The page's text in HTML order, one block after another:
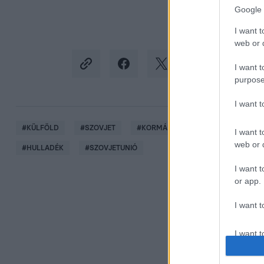
Google
I want
web or
I want
I want
I want
web or
I want
or app.
I want
I want
#KÜLFÖLD #SZOVJET #KORMÁNYFŐ CSERNOBIL
#HULLADÉK #SZOVJETUNIÓ